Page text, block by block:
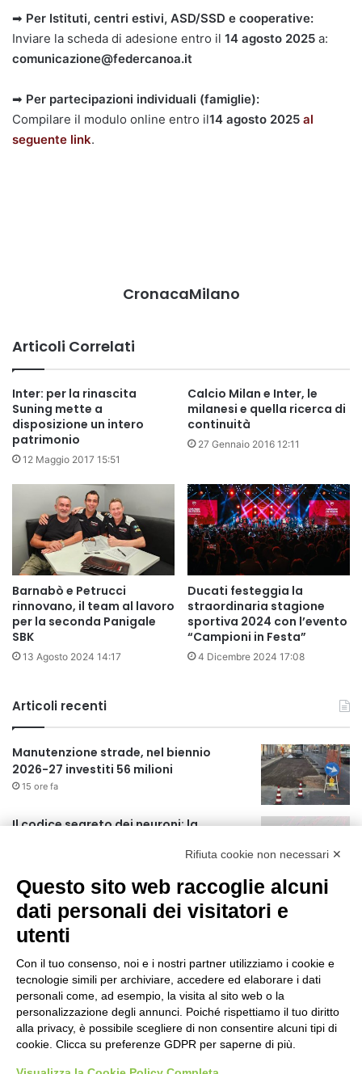
➡ Per Istituti, centri estivi, ASD/SSD e cooperative:
Inviare la scheda di adesione entro il 14 agosto 2025 a:
comunicazione@federcanoa.it
➡ Per partecipazioni individuali (famiglie):
Compilare il modulo online entro il14 agosto 2025 al
seguente link.
CronacaMilano
Articoli Correlati
Inter: per la rinascita
Suning mette a
disposizione un intero
patrimonio
12 Maggio 2017 15:51
Calcio Milan e Inter, le
milanesi e quella ricerca di
continuità
27 Gennaio 2016 12:11
Barnabò e Petrucci
rinnovano, il team al lavoro
per la seconda Panigale
SBK
13 Agosto 2024 14:17
Ducati festeggia la
straordinaria stagione
sportiva 2024 con l’evento
“Campioni in Festa”
4 Dicembre 2024 17:08
Articoli recenti
Manutenzione strade, nel biennio
2026-27 investiti 56 milioni
15 ore fa
Il codice segreto dei neuroni: la
Una guida alimentare per affrontare i
giorni più caldi: come idratarsi e cosa
portare in tavola a Ferragosto
Il Comando della Polizia Locale di
Cinisello Balsamo fa scuola
21 ore fa
JAZZaltro: il quartetto di Luigi
Martinale e l’Orchestra da Camera del
Rifiuta cookie non necessari ✕
Questo sito web raccoglie alcuni
dati personali dei visitatori e
utenti
Con il tuo consenso, noi e i nostri partner utilizziamo i cookie e
tecnologie simili per archiviare, accedere ed elaborare i dati
personali come, ad esempio, la visita al sito web o la
personalizzazione degli annunci. Poiché rispettiamo il tuo diritto
alla privacy, è possibile scegliere di non consentire alcuni tipi di
cookie. Clicca su preferenze GDPR per saperne di più.